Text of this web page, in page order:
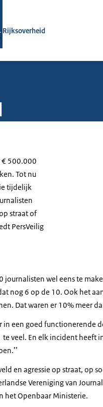
Rijksoverheid
€ 500.000
Tot nu
tijdelijk
straat of
PersVeilig
wel eens te
nog 6 op de 10. Ook het
Dat waren er 10% meer
een goed functionerende
veel. En elk incident heeft
en agressie op straat, op
Vereniging van
het Openbaar Ministerie.